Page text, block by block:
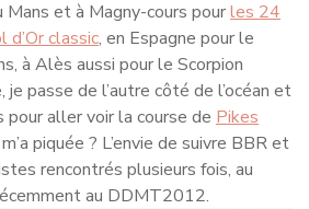
Mans et à Magny-cours pourles 24
d’Or classic, en Espagne pour le
à Alès aussi pour le Scorpion
passe de l’autre côté de l’océan et
aller voir la course de Pikes
piquée ? L’envie de suivre BBR et
rencontrés plusieurs fois, au
au DDMT2012.